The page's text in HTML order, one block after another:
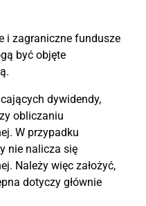
i zagraniczne fundusze
być objęte
dywidendy,
obliczaniu
W przypadku
nie nalicza się
Należy więc założyć,
dotyczy głównie